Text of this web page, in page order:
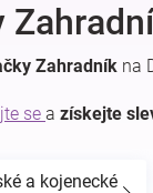
Zahradník na
se a získejte
a kojenecké